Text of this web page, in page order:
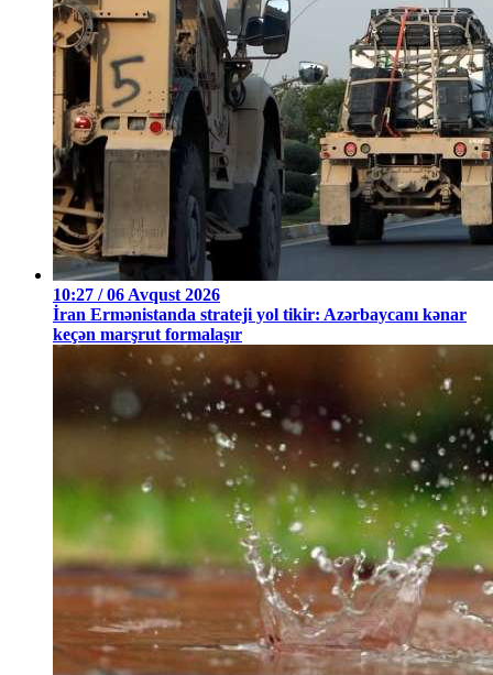
10:27 / 06 Avqust 2026
İran Ermənistanda strateji yol tikir: Azərbaycanı kənar
keçən marşrut formalaşır